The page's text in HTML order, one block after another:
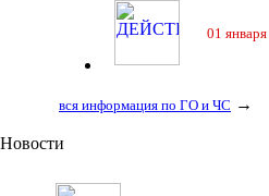
01
вся информация по ГО и ЧС →
Новости